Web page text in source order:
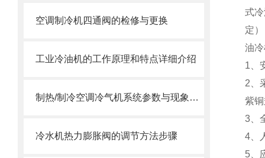
空调制冷机四通阀的检修与更换
工业冷油机的工作原理和特点详细介绍
制热/制冷空调冷气机系统参数与现象汇总
冷水机热力膨胀阀的调节方法步骤
式
定
油
1、
2、
紫
3、
4、
5、